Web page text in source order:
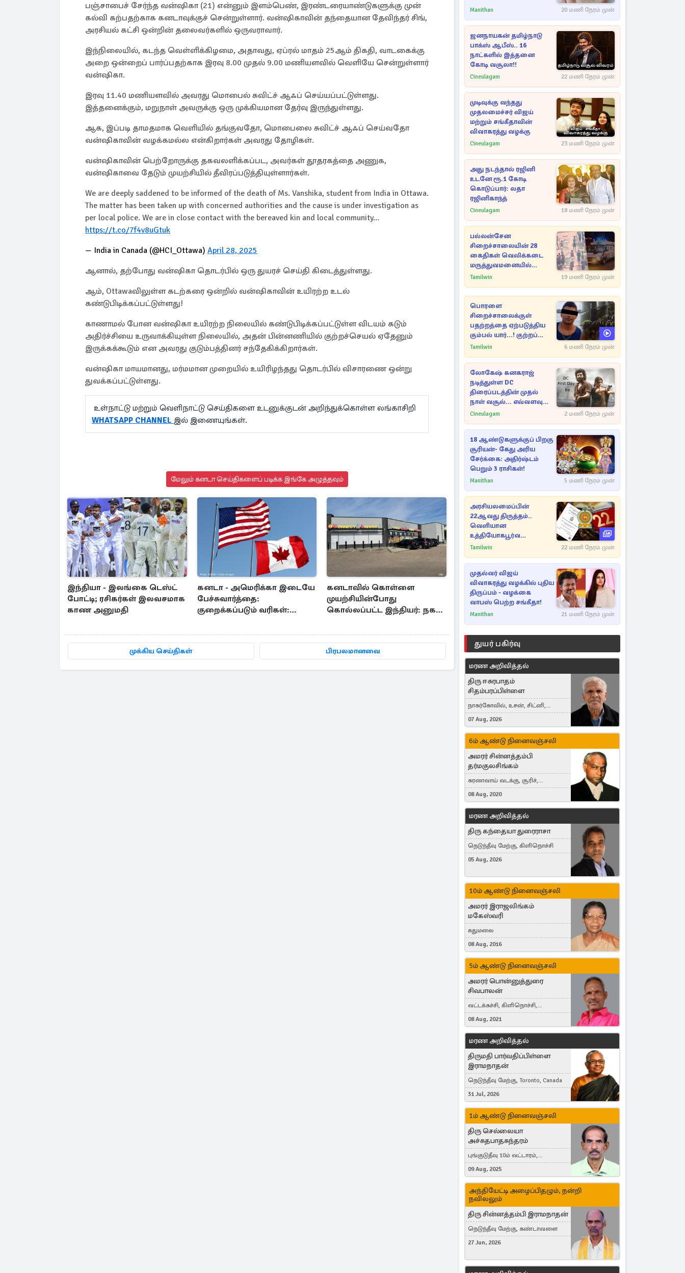
பஞ்சாபைச் சேர்ந்த வன்ஷிகா (21) என்னும் இளம்பெண், இரண்டரையாண்டுகளுக்கு முன்
கல்வி கற்பதற்காக கனடாவுக்குச் சென்றுள்ளார். வன்ஷிகாவின் தந்தையான தேவிந்தர் சிங்,
அரசியல் கட்சி ஒன்றின் தலைவர்களில் ஒருவராவார்.
இந்நிலையில், கடந்த வெள்ளிக்கிழமை, அதாவது, ஏப்ரல் மாதம் 25ஆம் திகதி, வாடகைக்கு
அறை ஒன்றைப் பார்ப்பதற்காக இரவு 8.00 முதல் 9.00 மணியளவில் வெளியே சென்றுள்ளார்
வன்ஷிகா.
இரவு 11.40 மணியளவில் அவரது மொபைல் சுவிட்ச் ஆஃப் செய்யப்பட்டுள்ளது.
இத்தனைக்கும், மறுநாள் அவருக்கு ஒரு முக்கியமான தேர்வு இருந்துள்ளது.
ஆக, இப்படி தாமதமாக வெளியில் தங்குவதோ, மொபைலை சுவிட்ச் ஆஃப் செய்வதோ
வன்ஷிகாவின் வழக்கமல்ல என்கிறார்கள் அவரது தோழிகள்.
வன்ஷிகாவின் பெற்றோருக்கு தகவலளிக்கப்பட, அவர்கள் தூதரகத்தை அணுக,
வன்ஷிகாவை தேடும் முயற்சியில் தீவிரப்படுத்தியுள்ளார்கள்.
We are deeply saddened to be informed of the death of Ms. Vanshika, student from India in Ottawa.
The matter has been taken up with concerned authorities and the cause is under investigation as
per local police. We are in close contact with the bereaved kin and local community…
https://t.co/7f4v8uGtuk
— India in Canada (@HCI_Ottawa) April 28, 2025
ஆனால், தற்போது வன்ஷிகா தொடர்பில் ஒரு துயரச் செய்தி கிடைத்துள்ளது.
ஆம், Ottawaவிலுள்ள கடற்கரை ஒன்றில் வன்ஷிகாவின் உயிரற்ற உடல்
கண்டுபிடிக்கப்பட்டுள்ளது!
காணாமல் போன வன்ஷிகா உயிரற்ற நிலையில் கண்டுபிடிக்கப்பட்டுள்ள விடயம் கடும்
அதிர்ச்சியை உருவாக்கியுள்ள நிலையில், அதன் பின்னணியில் குற்றச்செயல் ஏதேனும்
இருக்கக்கூடும் என அவரது குடும்பத்தினர் சந்தேகிக்கிறார்கள்.
வன்ஷிகா மாயமானது, மர்மமான முறையில் உயிரிழந்தது தொடர்பில் விசாரணை ஒன்று
துவக்கப்பட்டுள்ளது.
உள்நாட்டு மற்றும் வெளிநாட்டு செய்திகளை உடனுக்குடன் அறிந்துக்கொள்ள லங்காசிறி
WHATSAPP CHANNEL இல் இணையுங்கள்.
மேலும் கனடா செய்திகளைப் படிக்க இங்கே அழுத்தவும்
இந்தியா - இலங்கை டெஸ்ட்
போட்டி; ரசிகர்கள் இலவசமாக
காண அனுமதி
கனடா - அமெரிக்கா இடையே
பேச்சுவார்த்தை:
குறைக்கப்படும் வரிகள்:
கனடாவில் கொள்ளை
முயற்சியின்போது
கொல்லப்பட்ட இந்தியர்: நகர
முக்கிய செய்திகள் பிரபலமானவை
Manithan 20 மணி நேரம் முன்
ஜனநாயகன் தமிழ்நாடு
பாக்ஸ் ஆபீஸ்.. 16
நாட்களில் இத்தனை
கோடி வசூலா!!
Cineulagam 22 மணி நேரம் முன்
முடிவுக்கு வந்தது
முதலமைச்சர் விஜய்
மற்றும் சங்கீதாவின்
விவாகரத்து வழக்கு
Cineulagam 23 மணி நேரம் முன்
அது நடந்தால் ரஜினி
உடனே ரூ.1 கோடி
கொடுப்பார்: லதா
ரஜினிகாந்த்
Cineulagam 18 மணி நேரம் முன்
பல்லன்சேன
சிறைச்சாலையின் 28
கைதிகள் வெலிக்கடை
மருத்துவமனையில்
அனுமதி
Tamilwin 19 மணி நேரம் முன்
பொரளை
சிறைச்சாலைக்குள்
பதற்றத்தை ஏற்படுத்திய
கும்பல் யார்...! குற்றப்
பின்னணி தொடர்பில்
Tamilwin 6 மணி நேரம் முன்
லோகேஷ் கனகராஜ்
நடித்துள்ள DC
திரைப்படத்தின் முதல்
நாள் வசூல்... எவ்வளவு
தெரியுமா?
Cineulagam 2 மணி நேரம் முன்
18 ஆண்டுகளுக்குப் பிறகு
சூரியன்- கேது அரிய
சேர்க்கை: அதிர்ஷ்டம்
பெறும் 3 ராசிகள்!
Manithan 5 மணி நேரம் முன்
அரசியலமைப்பின்
22ஆவது திருத்தம்..
வெளியான
உத்தியோகபூர்வ
அறிவிப்பு!
Tamilwin 22 மணி நேரம் முன்
முதல்வர் விஜய்
விவாகரத்து வழக்கில் புதிய
திருப்பம் - வழக்கை
வாபஸ் பெற்ற சங்கீதா!
Manithan 21 மணி நேரம் முன்
துயர் பகிர்வு
மரண அறிவித்தல்
திரு ஈசுரபாதம்
சிதம்பரப்பிள்ளை
நாகர்கோவில், உசன், சிட்னி,
Australia
07 Aug, 2026
6ம் ஆண்டு நினைவஞ்சலி
அமரர் சின்னத்தம்பி
தர்மகுலசிங்கம்
கரணவாய் வடக்கு, சூரிச்,
Switzerland
08 Aug, 2020
மரண அறிவித்தல்
திரு கந்தையா துரைராசா
நெடுந்தீவு மேற்கு, கிளிநொச்சி
05 Aug, 2026
10ம் ஆண்டு நினைவஞ்சலி
அமரர் இராஜலிங்கம்
மகேஸ்வரி
சுதுமலை
08 Aug, 2016
5ம் ஆண்டு நினைவஞ்சலி
அமரர் பொன்னுத்துரை
சிவபாலன்
வட்டக்கச்சி, கிளிநொச்சி,
வட்டக்கச்சி இராமநாதபுரம்
08 Aug, 2021
மரண அறிவித்தல்
திருமதி பார்வதிப்பிள்ளை
இராமநாதன்
நெடுந்தீவு மேற்கு, Toronto, Canada
31 Jul, 2026
1ம் ஆண்டு நினைவஞ்சலி
திரு செல்லையா
அச்சுதபாதசுந்தரம்
புங்குடுதீவு 10ம் வட்டாரம்,
கொள்ளுப்பிட்டி
09 Aug, 2025
அந்தியேட்டி அழைப்பிதழும், நன்றி
நவிலலும்
திரு சின்னத்தம்பி இராமநாதன்
நெடுந்தீவு மேற்கு, கண்டாவளை
27 Jun, 2026